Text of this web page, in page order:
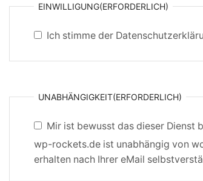
EINWILLIGUNG(ERFORDERLICH)
Ich stimme der
UNABHÄNGIGKEIT(ERFORDERLICH)
Mir ist bewusst das dieser Dienst
wp-rockets.de ist unabhängig von
erhalten nach Ihrer eMail